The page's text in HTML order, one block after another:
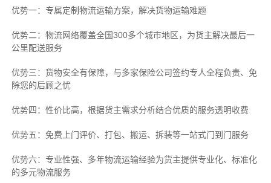
优势一：专属定制物流运输方案，解决货物运输难题
优势二：物流网络覆盖全国300多个城市地区，为货主解决最后一
公里配送服务
优势三：货物安全有保障，与多家保险公司签约专人全程负责、免
除您的后顾之忧
优势四：性价比高，根据货主需求分析结合优质的服务透明收费
优势五：免费上门评价、打包、搬运、拆装等一站式门到门服务
优势六：专业性强、多年物流运输经验为货主提供专业化、标准化
的多元物流服务